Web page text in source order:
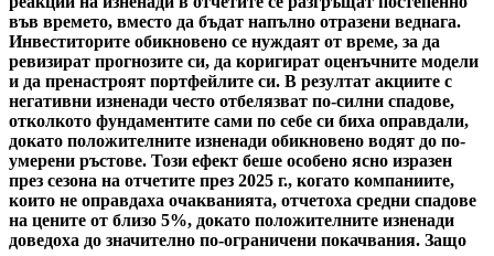
във времето, вместо да бъдат напълно отразени веднага.
Инвеститорите обикновено се нуждаят от време, за да
ревизират прогнозите си, да коригират оценъчните модели
и да пренастроят портфейлите си. В резултат акциите с
негативни изненади често отбелязват по-силни спадове,
отколкото фундаментите сами по себе си биха оправдали,
докато положителните изненади обикновено водят до по-
умерени ръстове. Този ефект беше особено ясно изразен
през сезона на отчетите през 2025 г., когато компаниите,
които не оправдаха очакванията, отчетоха средни спадове
на цените от близо 5%, докато положителните изненади
доведоха до значително по-ограничени покачвания. Защо